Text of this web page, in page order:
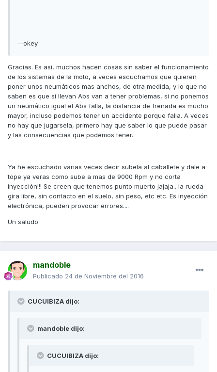
--okey
Gracias. Es asi, muchos hacen cosas sin saber el funcionamiento
de los sistemas de la moto, a veces escuchamos que quieren
poner unos neumáticos mas anchos, de otra medida, y lo que no
saben es que si llevan Abs van a tener problemas, si no ponemos
un neumático igual el Abs falla, la distancia de frenada es mucho
mayor, incluso podemos tener un accidente porque falla. A veces
no hay que jugarsela, primero hay que saber lo que puede pasar
y las consecuencias que podemos tener.
Ya he escuchado varias veces decir subela al caballete y dale a
tope ya veras como sube a mas de 9000 Rpm y no corta
inyección!!! Se creen que tenemos punto muerto jajaja.. la rueda
gira libre, sin contacto en el suelo, sin peso, etc etc. Es inyección
electrónica, pueden provocar errores....
Un saludo
mandoble
Publicado 24 de Noviembre del 2016
CUCUIBIZA dijo:
mandoble dijo:
CUCUIBIZA dijo: